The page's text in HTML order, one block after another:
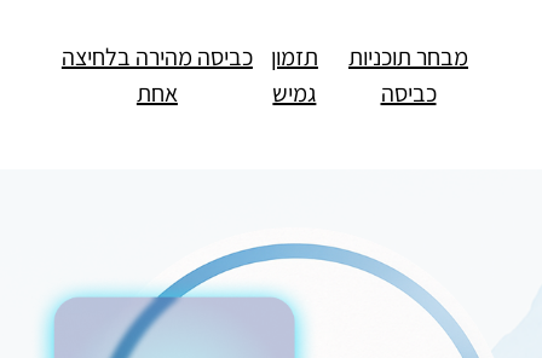
מבחר תוכניות
כביסה
תזמון
גמיש
כביסה מהירה בלחיצה
אחת